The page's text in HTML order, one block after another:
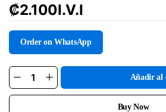
₡2.100I.V.I
Order on WhatsApp
BANDAS
DE
HULE
Añadir al
Buy Now